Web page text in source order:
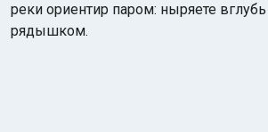
реки ориентир паром: ныряете
рядышком.